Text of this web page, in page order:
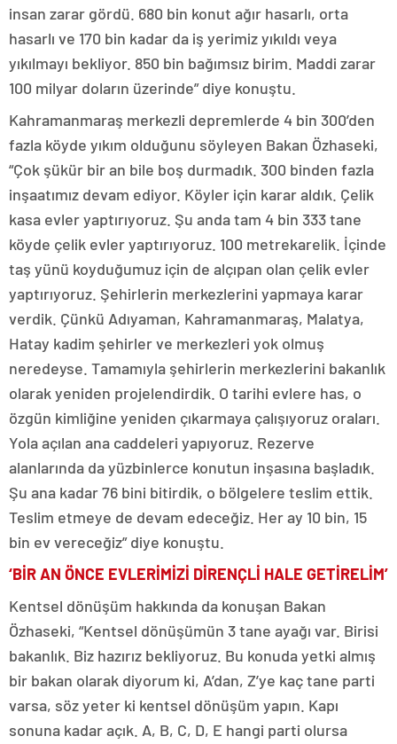
insan zarar gördü. 680 bin konut ağır hasarlı, orta
hasarlı ve 170 bin kadar da iş yerimiz yıkıldı veya
yıkılmayı bekliyor. 850 bin bağımsız birim. Maddi zarar
100 milyar doların üzerinde” diye konuştu.
Kahramanmaraş merkezli depremlerde 4 bin 300’den
fazla köyde yıkım olduğunu söyleyen Bakan Özhaseki,
“Çok şükür bir an bile boş durmadık. 300 binden fazla
inşaatımız devam ediyor. Köyler için karar aldık. Çelik
kasa evler yaptırıyoruz. Şu anda tam 4 bin 333 tane
köyde çelik evler yaptırıyoruz. 100 metrekarelik. İçinde
taş yünü koyduğumuz için de alçıpan olan çelik evler
yaptırıyoruz. Şehirlerin merkezlerini yapmaya karar
verdik. Çünkü Adıyaman, Kahramanmaraş, Malatya,
Hatay kadim şehirler ve merkezleri yok olmuş
neredeyse. Tamamıyla şehirlerin merkezlerini bakanlık
olarak yeniden projelendirdik. O tarihi evlere has, o
özgün kimliğine yeniden çıkarmaya çalışıyoruz oraları.
Yola açılan ana caddeleri yapıyoruz. Rezerve
alanlarında da yüzbinlerce konutun inşasına başladık.
Şu ana kadar 76 bini bitirdik, o bölgelere teslim ettik.
Teslim etmeye de devam edeceğiz. Her ay 10 bin, 15
bin ev vereceğiz” diye konuştu.
‘BİR AN ÖNCE EVLERİMİZİ DİRENÇLİ HALE GETİRELİM’
Kentsel dönüşüm hakkında da konuşan Bakan
Özhaseki, “Kentsel dönüşümün 3 tane ayağı var. Birisi
bakanlık. Biz hazırız bekliyoruz. Bu konuda yetki almış
bir bakan olarak diyorum ki, A’dan, Z’ye kaç tane parti
varsa, söz yeter ki kentsel dönüşüm yapın. Kapı
sonuna kadar açık. A, B, C, D, E hangi parti olursa